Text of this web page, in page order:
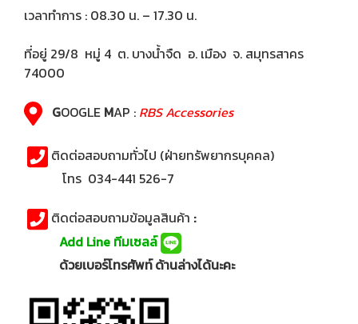
เวลาทำการ : 08.30 น. – 17.30 น.
ที่อยู่ 29/8 หมู่ 4 ต. บางน้ำจืด อ. เมือง จ. สมุทรสาคร
74000
GOOGLE MAP : RBS Accessories
ติดต่อสอบถามทั่วไป (ฝ่ายทรัพยากรบุคคล)
โทร 034-441 526-7
ติดต่อสอบถามข้อมูลสินค้า :
Add Line ทีมเซลล์
ด้วยเบอร์โทรศัพท์ด้านล่างได้นะคะ